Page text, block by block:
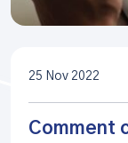
25 Nov 2022
Comment